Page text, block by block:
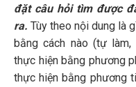
đặt câu hỏi tìm được
ra. Tùy theo nội dung là
bằng cách nào (tự
thực hiện bằng phương
thực hiện bằng phương